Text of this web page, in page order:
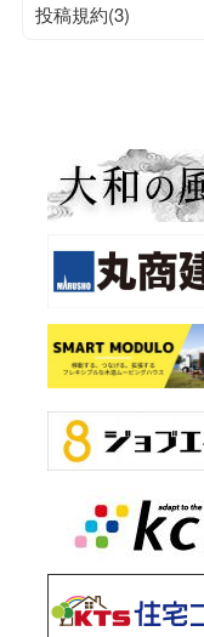
投稿規約(3)